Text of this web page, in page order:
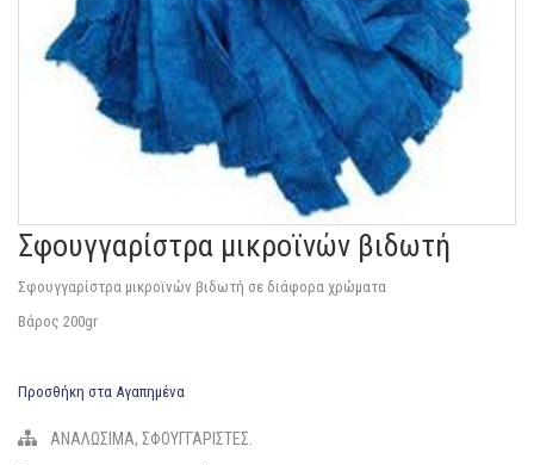
Σφουγγαρίστρα μικροϊνών βιδωτή
Σφουγγαρίστρα μικροϊνών βιδωτή σε διάφορα χρώματα
Βάρος 200gr
Προσθήκη στα Αγαπημένα
ΑΝΑΛΩΣΙΜΑ, ΣΦΟΥΓΓΑΡΙΣΤΕΣ